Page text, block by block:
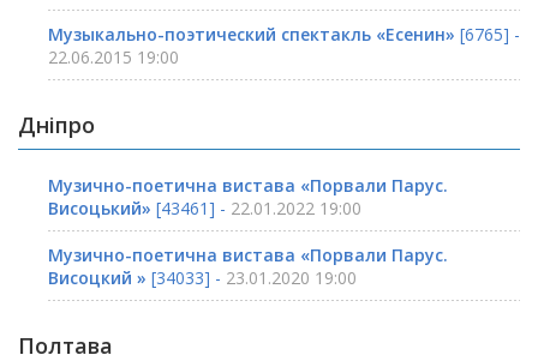
Музыкально-поэтический спектакль «Есенин» [6765] -
22.06.2015 19:00
Дніпро
Музично-поетична вистава «Порвали Парус.
Висоцький» [43461] - 22.01.2022 19:00
Музично-поетична вистава «Порвали Парус.
Висоцкий » [34033] - 23.01.2020 19:00
Полтава